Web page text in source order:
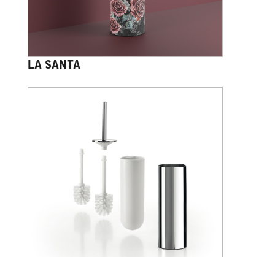
LA SANTA